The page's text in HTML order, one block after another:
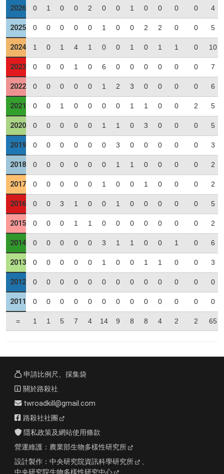
2026 0 1 0 0 2 0 0 1 0 0 0 0 4
2025 0 0 0 0 0 1 0 0 2 2 0 0 5
2024 1 0 1 4 1 0 0 1 0 1 1 0 10
2023 0 0 0 1 0 6 0 0 0 0 0 0 7
2022 0 0 0 0 0 1 2 3 0 0 0 0 6
2021 0 0 1 0 0 0 0 1 1 0 0 2 5
2020 0 0 0 0 0 1 1 0 3 0 0 0 5
2019 0 0 0 0 0 0 3 0 0 0 0 0 3
2018 0 0 0 0 0 0 1 1 0 0 0 0 2
2017 0 0 0 0 0 1 0 0 1 0 0 0 2
2016 0 0 3 1 0 0 1 0 0 0 0 0 5
2015 0 0 0 1 1 0 0 0 0 0 0 0 2
2014 0 0 0 0 0 3 1 1 0 0 1 0 6
2013 0 0 0 0 0 1 0 0 1 1 0 0 3
2012 0 0 0 0 0 0 0 0 0 0 0 0 0
2011 0 0 0 0 0 0 0 0 0 0 0 0 0
= 1 1 5 7 4 14 9 8 8 4 2 2 65
申請比例尺、採集袋
關於路殺社
twroadkill@gmail.com
路殺社社團
隱私政策及網站使用條款
營運維護： 農業部生物多樣性研究所
設計製作： 中央研究院資訊科學研究所
、